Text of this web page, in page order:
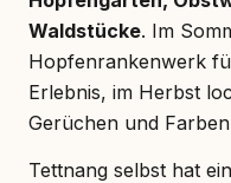
Waldstücke. Im
Hopfenrankenwerk
Erlebnis, im Herbst
Gerüchen und
Tettnang selbst hat